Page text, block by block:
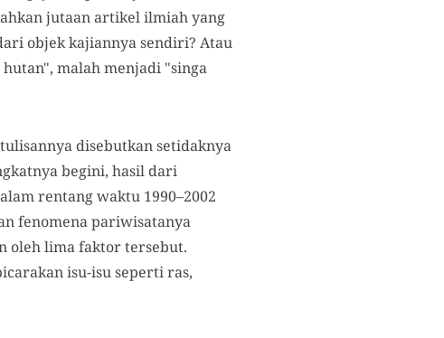
jutaan artikel ilmiah yang
objek kajiannya sendiri? Atau
malah menjadi "singa
disebutkan setidaknya
begini, hasil dari
rentang waktu 1990–2002
fenomena pariwisatanya
oleh lima faktor tersebut.
isu-isu seperti ras,